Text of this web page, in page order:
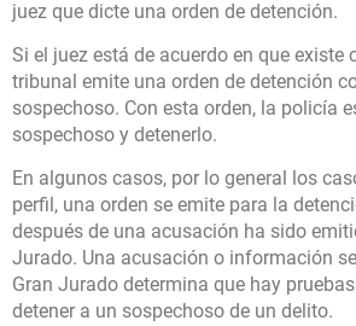
juez que dicte una orden de detención.
Si el juez está de acuerdo en que existe
tribunal emite una orden de detención
sospechoso. Con esta orden, la policía
sospechoso y detenerlo.
En algunos casos, por lo general los
perfil, una orden se emite para la
después de una acusación ha sido
Jurado. Una acusación o información
Gran Jurado determina que hay
detener a un sospechoso de un delito.